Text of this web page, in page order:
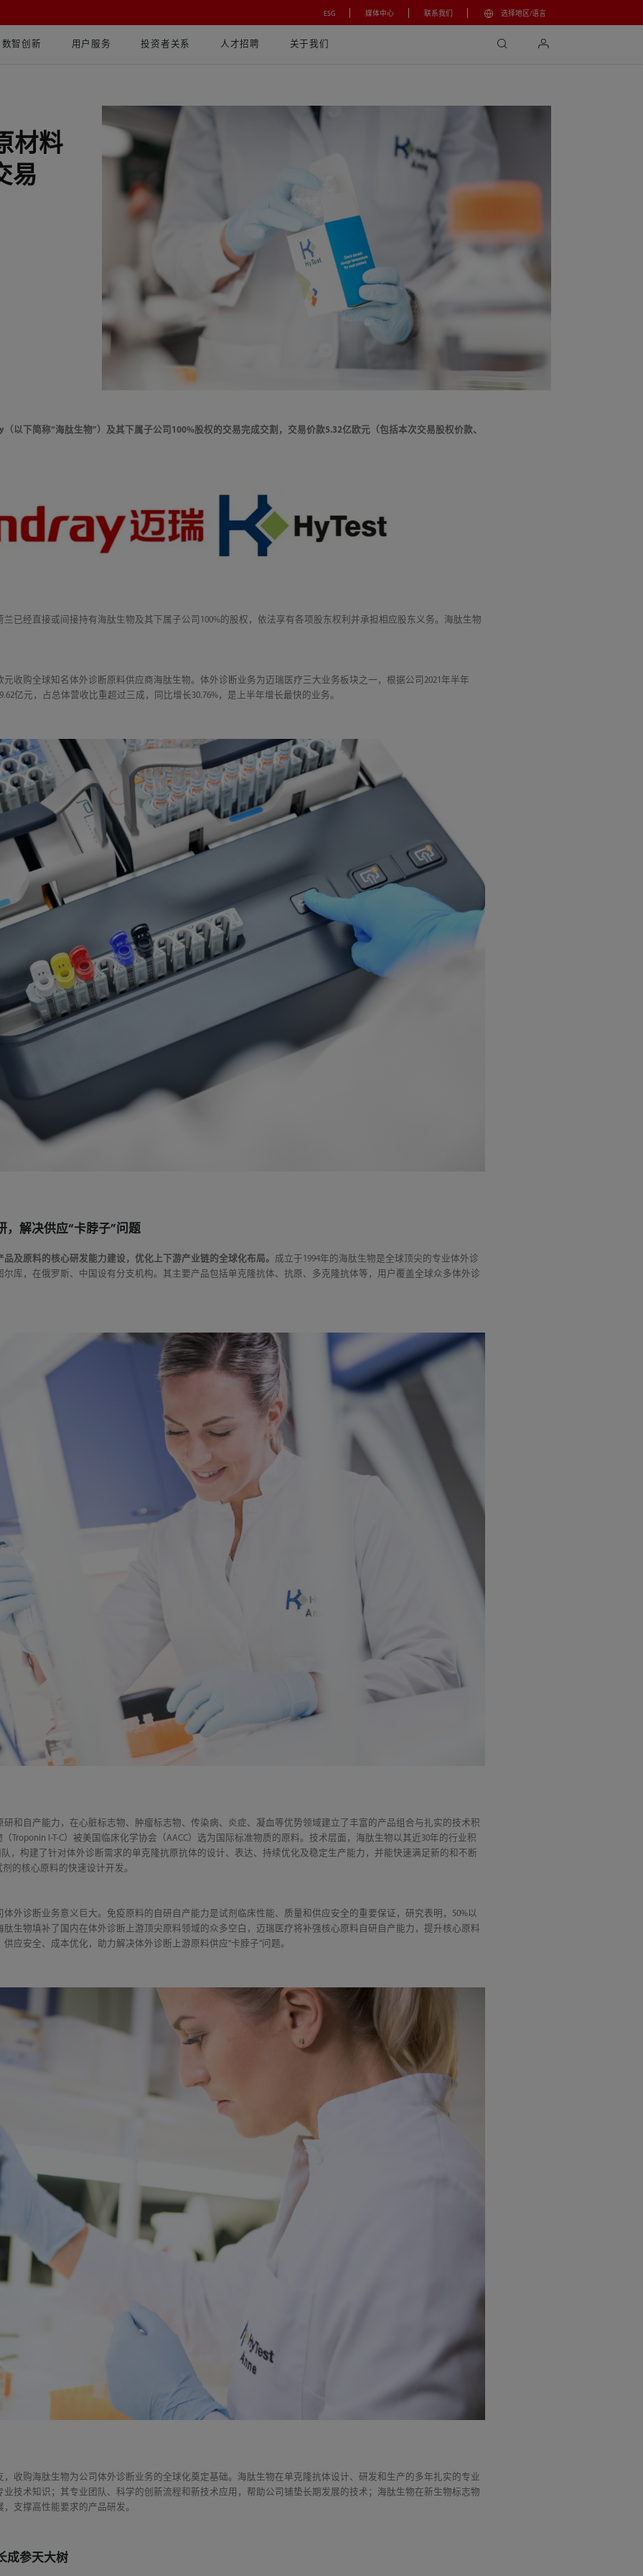
数智创新 用户服务 投资者关系 人才招聘 关于我们
ESG 媒体中心 联系我们 选择地区/语言
材料
易
以下简称“海肽生物”）及其下属子公司100%股权的交易完成交割，交易价款5.32亿欧元（包括本次交易股权价款、
已经直接或间接持有海肽生物及其下属子公司100%的股权，依法享有各项股东权利并承担相应股东义务。海肽生物
元收购全球知名体外诊断原料供应商海肽生物。体外诊断业务为迈瑞医疗三大业务板块之一，根据公司2021年半年
亿元，占总体营收比重超过三成，同比增长30.76%，是上半年增长最快的业务。
，解决供应“卡脖子”问题
及原料的核心研发能力建设，优化上下游产业链的全球化布局。 成立于1994年的海肽生物是全球顶尖的专业体外诊
库，在俄罗斯、中国设有分支机构。其主要产品包括单克隆抗体、抗原、多克隆抗体等，用户覆盖全球众多体外诊
和自产能力，在心脏标志物、肿瘤标志物、传染病、炎症、凝血等优势领域建立了丰富的产品组合与扎实的技术积
Troponin I-T-C）被美国临床化学协会（AACC）选为国际标准物质的原料。技术层面，海肽生物以其近30年的行业积
，构建了针对体外诊断需求的单克隆抗原抗体的设计、表达、持续优化及稳定生产能力，并能快速满足新的和不断
的核心原料的快速设计开发。
外诊断业务意义巨大。免疫原料的自研自产能力是试剂临床性能、质量和供应安全的重要保证，研究表明，50%以
生物填补了国内在体外诊断上游顶尖原料领域的众多空白，迈瑞医疗将补强核心原料自研自产能力，提升核心原料
应安全、成本优化，助力解决体外诊断上游原料供应“卡脖子”问题。
收购海肽生物为公司体外诊断业务的全球化奠定基础。海肽生物在单克隆抗体设计、研发和生产的多年扎实的专业
技术知识；其专业团队、科学的创新流程和新技术应用，帮助公司铺垫长期发展的技术；海肽生物在新生物标志物
支撑高性能要求的产品研发。
成参天大树